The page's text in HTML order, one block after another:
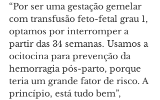
“Por ser uma gestação gemelar
com transfusão feto-fetal grau 1,
optamos por interromper a
partir das 34 semanas. Usamos a
ocitocina para prevenção da
hemorragia pós-parto, porque
teria um grande fator de risco. A
princípio, está tudo bem”,